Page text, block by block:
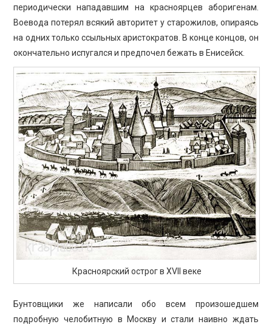
периодически нападавшим на красноярцев аборигенам.
Воевода потерял всякий авторитет у старожилов, опираясь
на одних только ссыльных аристократов. В конце концов, он
окончательно испугался и предпочел бежать в Енисейск.
Красноярский острог в XVII веке
Бунтовщики же написали обо всем произошедшем
подробную челобитную в Москву и стали наивно ждать